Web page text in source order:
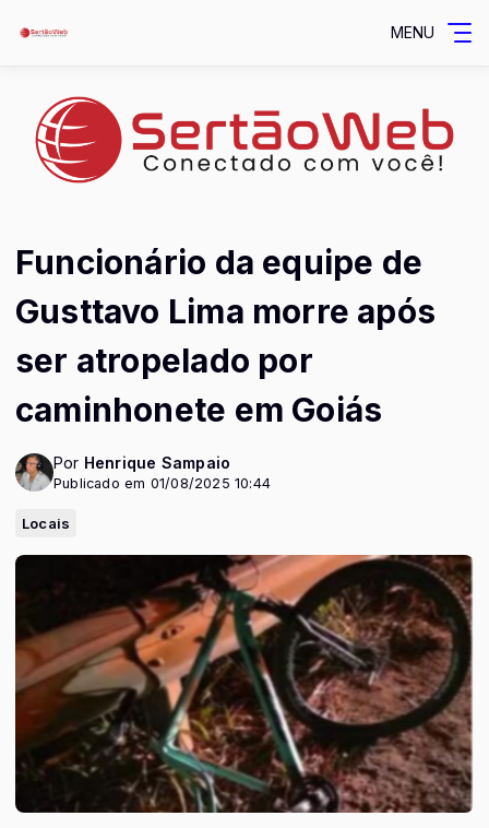
MENU
Funcionário da equipe de
Gusttavo Lima morre após
ser atropelado por
caminhonete em Goiás
Por Henrique Sampaio
Publicado em 01/08/2025 10:44
Locais